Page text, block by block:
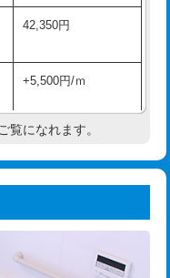
42,350円
+5,500円/ｍ
現地調査
覧になれます。